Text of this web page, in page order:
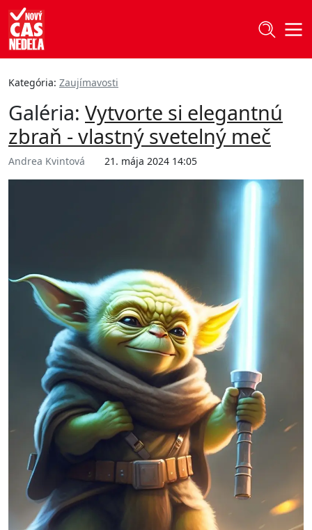
Kategória: Zaujímavosti
Galéria: Vytvorte si elegantnú
zbraň - vlastný svetelný meč
Andrea Kvintová 21. mája 2024 14:05